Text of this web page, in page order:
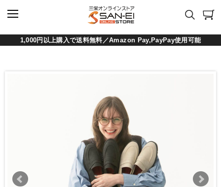
1,000円以上購入で送料無料／Amazon Pay,PayPay使用可能